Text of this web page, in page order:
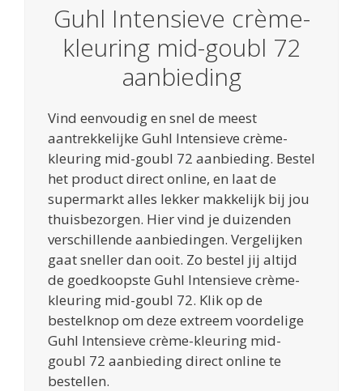
Guhl Intensieve crème-
kleuring mid-goubl 72
aanbieding
Vind eenvoudig en snel de meest
aantrekkelijke Guhl Intensieve crème-
kleuring mid-goubl 72 aanbieding. Bestel
het product direct online, en laat de
supermarkt alles lekker makkelijk bij jou
thuisbezorgen. Hier vind je duizenden
verschillende aanbiedingen. Vergelijken
gaat sneller dan ooit. Zo bestel jij altijd
de goedkoopste Guhl Intensieve crème-
kleuring mid-goubl 72. Klik op de
bestelknop om deze extreem voordelige
Guhl Intensieve crème-kleuring mid-
goubl 72 aanbieding direct online te
bestellen.